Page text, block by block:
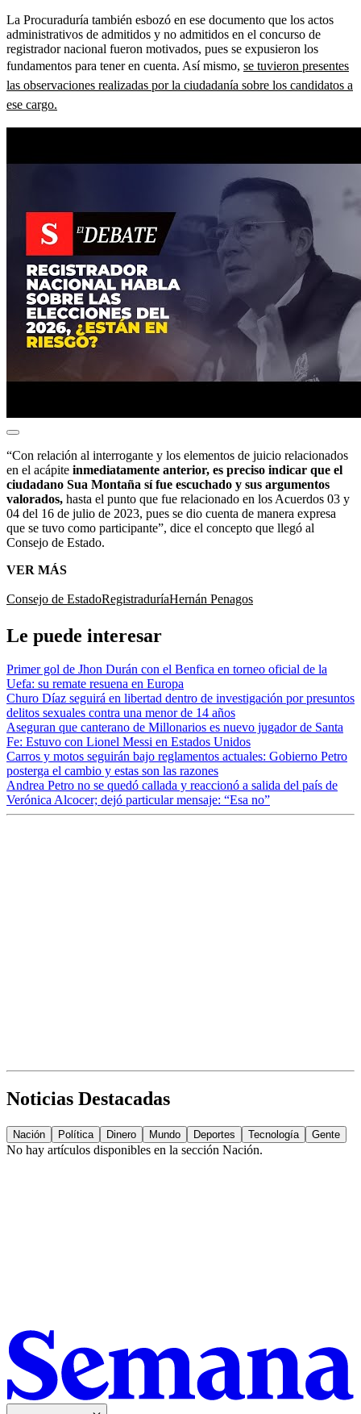
La Procuraduría también esbozó en ese documento que los actos
administrativos de admitidos y no admitidos en el concurso de
registrador nacional fueron motivados, pues se expusieron los
fundamentos para tener en cuenta. Así mismo, se tuvieron presentes
las observaciones realizadas por la ciudadanía sobre los candidatos a
ese cargo.
“Con relación al interrogante y los elementos de juicio relacionados
en el acápite inmediatamente anterior, es preciso indicar que el
ciudadano Sua Montaña sí fue escuchado y sus argumentos
valorados, hasta el punto que fue relacionado en los Acuerdos 03 y
04 del 16 de julio de 2023, pues se dio cuenta de manera expresa
que se tuvo como participante”, dice el concepto que llegó al
Consejo de Estado.
VER MÁS
Consejo de EstadoRegistraduríaHernán Penagos
Le puede interesar
Primer gol de Jhon Durán con el Benfica en torneo oficial de la
Uefa: su remate resuena en Europa
Churo Díaz seguirá en libertad dentro de investigación por presuntos
delitos sexuales contra una menor de 14 años
Aseguran que canterano de Millonarios es nuevo jugador de Santa
Fe: Estuvo con Lionel Messi en Estados Unidos
Carros y motos seguirán bajo reglamentos actuales: Gobierno Petro
posterga el cambio y estas son las razones
Andrea Petro no se quedó callada y reaccionó a salida del país de
Verónica Alcocer; dejó particular mensaje: “Esa no”
Noticias Destacadas
Nación Política Dinero Mundo Deportes Tecnología Gente
No hay artículos disponibles en la sección Nación.